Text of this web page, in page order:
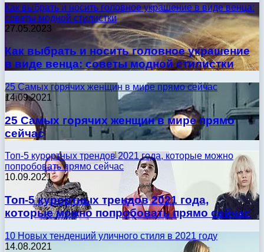
Как выбрать и носить головное украшение в виде венца:
советы модной стилистки
27.05.2023
Как выбрать и носить головное украшение
в виде венца: советы модной стилистки
25 Самых горячих женщин в мире прямо сейчас
14.09.2021
25 Самых горячих женщин в мире прямо
сейчас
Топ-5 курортных трендов 2021 года, которые можно
попробовать прямо сейчас
10.09.2021
Топ-5 курортных трендов 2021 года,
которые можно попробовать прямо сейчас
10 Новых тенденций уличного стиля в 2021 году
14.08.2021